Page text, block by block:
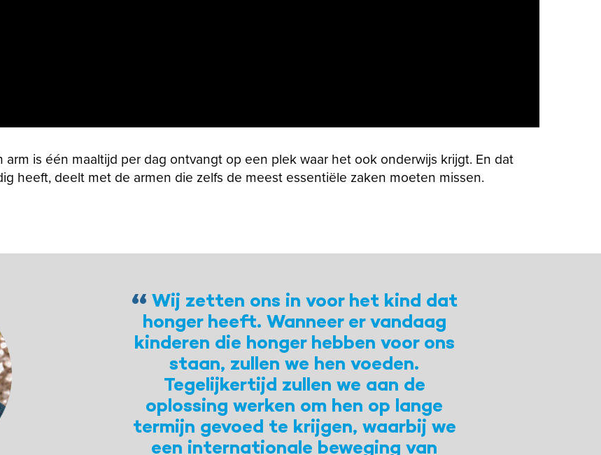
is één maaltijd per dag ontvangt op een plek waar het ook onderwijs krijgt. En dat
heeft, deelt met de armen die zelfs de meest essentiële zaken moeten missen.
Wij zetten ons in voor het kind dat
honger heeft. Wanneer er vandaag
kinderen die honger hebben voor ons
staan, zullen we hen voeden.
Tegelijkertijd zullen we aan de
oplossing werken om hen op lange
termijn gevoed te krijgen, waarbij we
een internationale beweging van